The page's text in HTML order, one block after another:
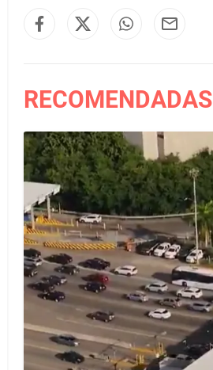
RECOMENDADAS